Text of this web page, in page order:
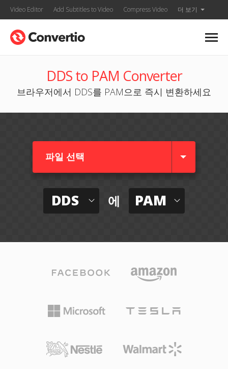
Video Editor Add Subtitles to Video Compress Video 더 보기
DDS to PAM Converter
브라우저에서 DDS를 PAM으로 즉시 변환하세요
파일 선택
DDS 에 PAM